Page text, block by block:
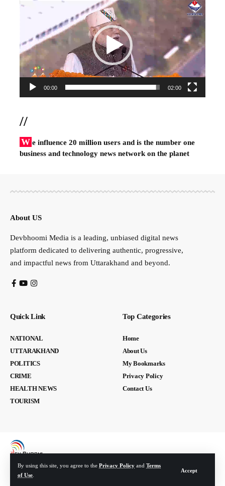
By using this site, you agree to the Privacy Policy and Terms
of Use
Accept
00:00 02:00
//
W e influence 20 million users and is the number one
business and technology news network on the planet
About US
Devbhoomi Media is a leading, unbiased digital news
platform dedicated to delivering authentic, progressive,
and impactful news from Uttarakhand and beyond.
Quick Link
NATIONAL
UTTARAKHAND
POLITICS
CRIME
HEALTH NEWS
TOURISM
Top Categories
Home
About Us
My Bookmarks
Privacy Policy
Contact Us
© Devbhoomi Media. All Rights Reserved. | Developed By: